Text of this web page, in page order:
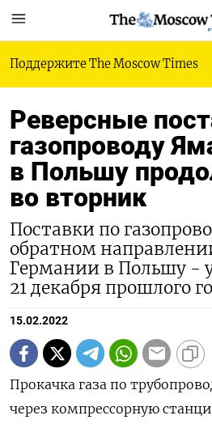
Поддержите The Moscow Times
Реверсные
газопроводу
в Польшу
во вторник
Поставки по
обратном
Германии в Польшу -
21 декабря прошлого
15.02.2022
Прокачка газа по
через компрессорную